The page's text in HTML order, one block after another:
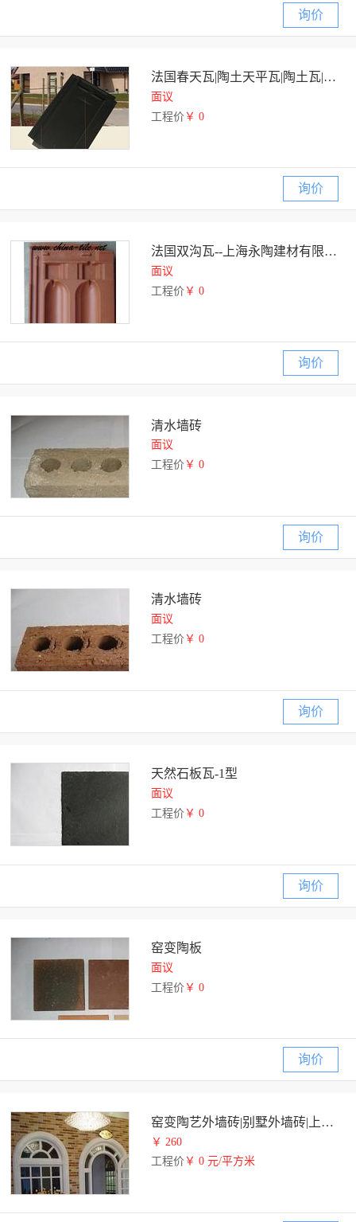
询价
法国春天瓦|陶土天平瓦|陶土瓦|屋面瓦|上海永陶建材
面议
工程价 ￥ 0
询价
法国双沟瓦--上海永陶建材有限公司
面议
工程价 ￥ 0
询价
清水墙砖
面议
工程价 ￥ 0
询价
清水墙砖
面议
工程价 ￥ 0
询价
天然石板瓦-1型
面议
工程价 ￥ 0
询价
窑变陶板
面议
工程价 ￥ 0
询价
窑变陶艺外墙砖|别墅外墙砖|上海永陶建材
￥ 260
工程价 ￥ 0 元/平方米